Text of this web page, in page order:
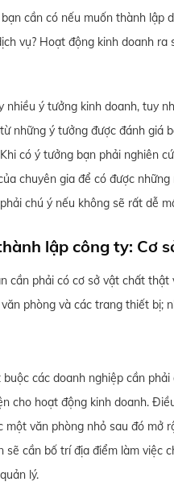
cần có nếu muốn thành lập
vụ? Hoạt động kinh doanh
nhiều ý tưởng kinh doanh, tuy
những ý tưởng được đánh giá
có ý tưởng bạn phải nghiên
chuyên gia để có được
chú ý nếu không sẽ rất dễ
lập công ty: Cơ
cần phải có cơ sở vật chất
phòng và các trang thiết bị;
các doanh nghiệp cần
cho hoạt động kinh doanh.
một văn phòng nhỏ sau đó mở
sẽ cần bố trí địa điểm làm việc
lý.